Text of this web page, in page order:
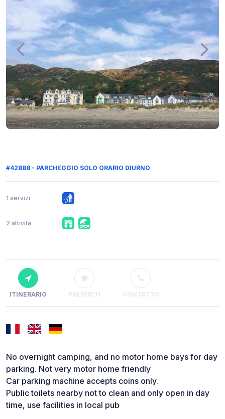
#42888 - PARCHEGGIO SOLO ORARIO DIURNO
1 servizi
2 attività
ITINERARIO PREFERITI CONTATTO
No overnight camping, and no motor home bays for day
parking. Not very motor home friendly
Car parking machine accepts coins only.
Public toilets nearby not to clean and only open in day
time, use facilities in local pub